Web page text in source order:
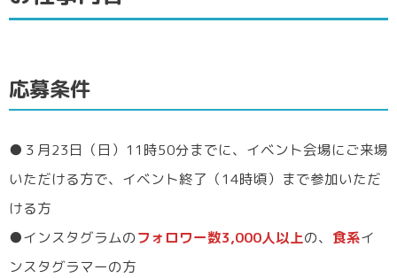
応募条件
●３月23日（日）11時50分までに、イベント会場にご来場
いただける方で、イベント終了（14時頃）まで参加いただ
ける方
●インスタグラムのフォロワー数3,000人以上の、 食系イ
ンスタグラマーの方